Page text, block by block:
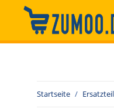
Startseite